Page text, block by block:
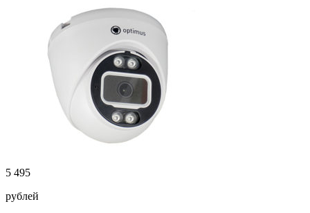
5 495
рублей